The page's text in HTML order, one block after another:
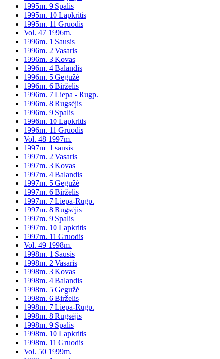
1995m. 9 Spalis
1995m. 10 Lapkritis
1995m. 11 Gruodis
Vol. 47 1996m.
1996m. 1 Sausis
1996m. 2 Vasaris
1996m. 3 Kovas
1996m. 4 Balandis
1996m. 5 Gegužė
1996m. 6 Birželis
1996m. 7 Liepa - Rugp.
1996m. 8 Rugsėjis
1996m. 9 Spalis
1996m. 10 Lapkritis
1996m. 11 Gruodis
Vol. 48 1997m.
1997m. 1 sausis
1997m. 2 Vasaris
1997m. 3 Kovas
1997m. 4 Balandis
1997m. 5 Gegužė
1997m. 6 Birželis
1997m. 7 Liepa-Rugp.
1997m. 8 Rugsėjis
1997m. 9 Spalis
1997m. 10 Lapkritis
1997m. 11 Gruodis
Vol. 49 1998m.
1998m. 1 Sausis
1998m. 2 Vasaris
1998m. 3 Kovas
1998m. 4 Balandis
1998m. 5 Gegužė
1998m. 6 Birželis
1998m. 7 Liepa-Rugp.
1998m. 8 Rugsėjis
1998m. 9 Spalis
1998m. 10 Lapkritis
1998m. 11 Gruodis
Vol. 50 1999m.